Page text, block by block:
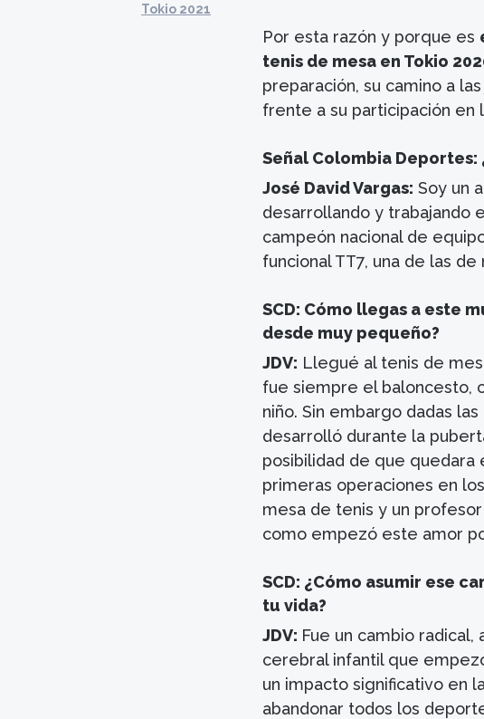
Tokio 2021
Por esta razón y porque es
tenis de mesa en Tokio
preparación, su camino a
frente a su participación en
Señal Colombia Deportes:
José David Vargas: Soy un
desarrollando y trabajando
campeón nacional de
funcional TT7, una de las
SCD: Cómo llegas a este
desde muy pequeño?
JDV: Llegué al tenis de
fue siempre el baloncesto,
niño. Sin embargo dadas
desarrolló durante la
posibilidad de que quedara
primeras operaciones en
mesa de tenis y un
como empezó este amor
SCD: ¿Cómo asumir ese
tu vida?
JDV: Fue un cambio radical,
cerebral infantil que
un impacto significativo en
abandonar todos los